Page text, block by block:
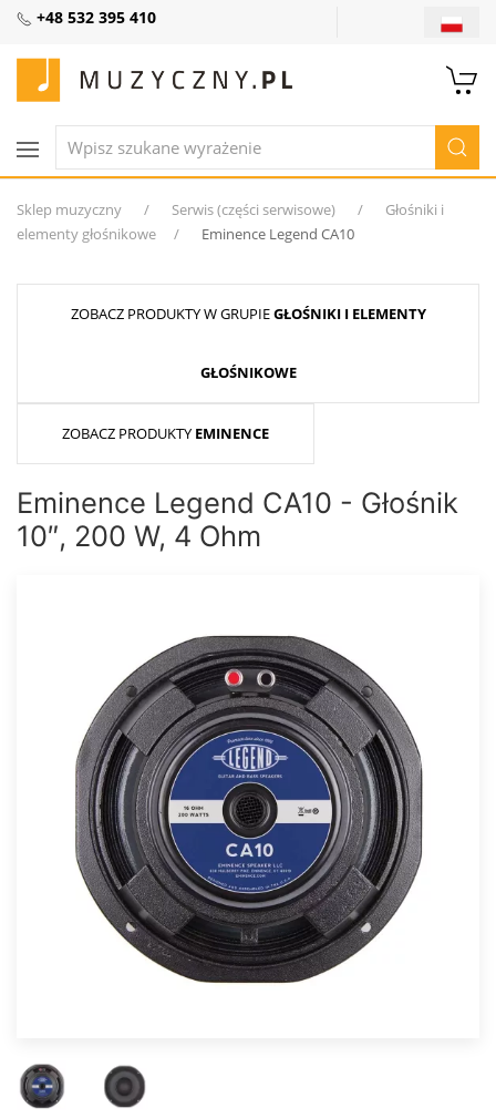
+48 532 395 410
Sklep muzyczny Serwis (części serwisowe)
Głośniki i
elementy głośnikowe
Eminence Legend CA10
ZOBACZ PRODUKTY W GRUPIEGŁOŚNIKI I ELEMENTY
GŁOŚNIKOWE
ZOBACZ PRODUKTY EMINENCE
Eminence Legend CA10 - Głośnik
10″, 200 W, 4 Ohm